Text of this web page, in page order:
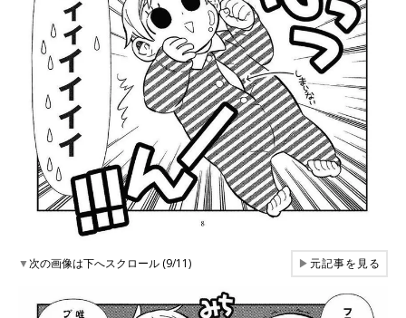
▼次の画像は下へスクロール (9/11) ▶元記事を見る